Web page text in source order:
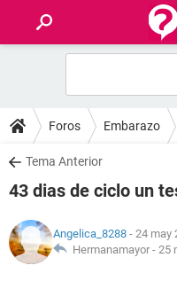
FOROS
SALUD
NUTRICIÓN
Foros Embarazo
Tema Anterior
43 dias de ciclo un
Angelica_8288 - 24 may
Hermanamayor - 25